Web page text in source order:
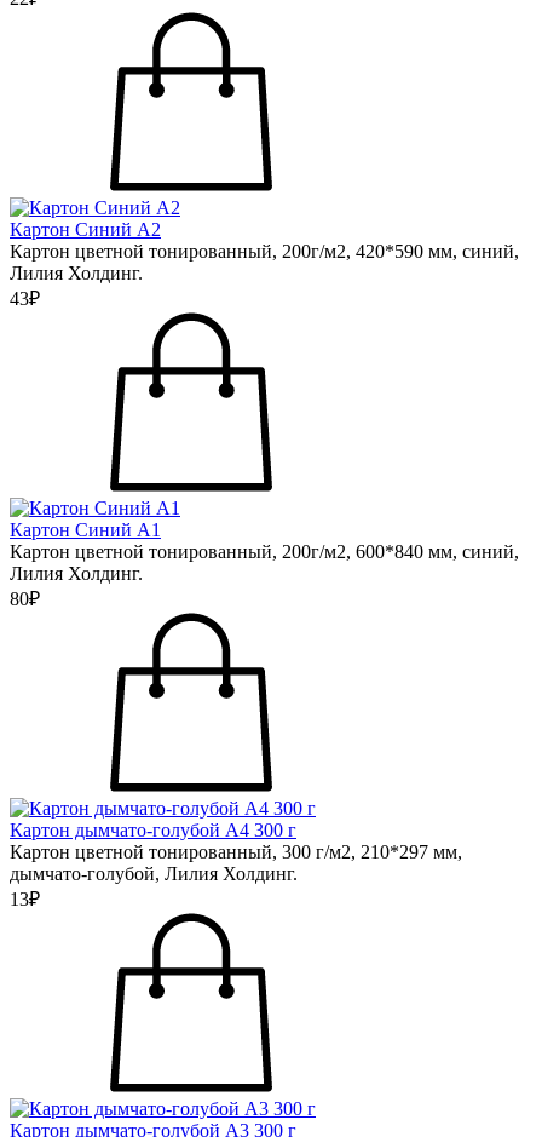
Картон Синий А2
Картон цветной тонированный, 200г/м2, 420*590 мм, синий,
Лилия Холдинг.
43₽
Картон Синий А1
Картон цветной тонированный, 200г/м2, 600*840 мм, синий,
Лилия Холдинг.
80₽
Картон дымчато-голубой А4 300 г
Картон цветной тонированный, 300 г/м2, 210*297 мм,
дымчато-голубой, Лилия Холдинг.
13₽
Картон дымчато-голубой А3 300 г